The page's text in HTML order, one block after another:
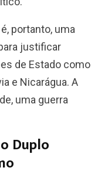
portanto, uma
justificar
de Estado como
e Nicarágua. A
uma guerra
Duplo